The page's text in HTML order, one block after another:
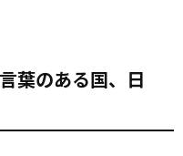
葉のある国、日